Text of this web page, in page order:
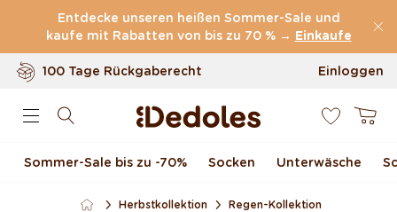
Direkt zum Inhalt
Entdecke unseren heißen Sommer-Sale und
kaufe mit Rabatten von bis zu 70 % → Einkaufe
KostenloserVersand ab 59 €
100 Tage Rückgaberecht
Unser originelles Design
Einloggen
Sommer-Sale bis zu -70 % Socken Unterwäsche
Herbstkollektion Regen-Kollektion